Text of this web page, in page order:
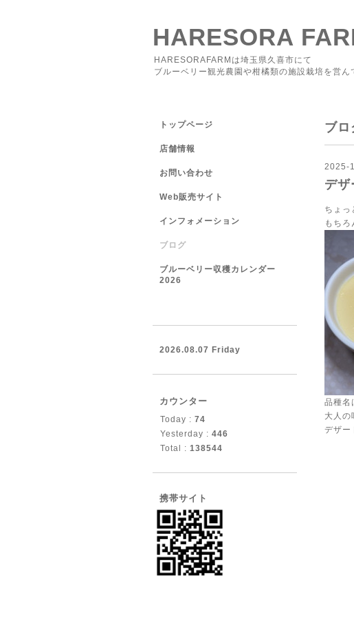
HARESORA
HARESORAFARMは埼玉県久喜市にて
ブルーベリー観光農園や柑橘類の施設栽培を営ん
ブロ
2025-
デザ
ちょ
もち
品種名
大人
デザー
トップページ
店舗情報
お問い合わせ
Web販売サイト
インフォメーション
ブログ
ブルーベリー収穫カレンダー
2026
2026.08.07 Friday
カウンター
Today : 74
Yesterday : 446
Total : 138544
携帯サイト